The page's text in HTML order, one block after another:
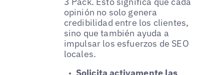
opinión no solo genera
credibilidad entre los clientes,
sino que también ayuda a
impulsar los esfuerzos de SEO
locales.
Solicita activamente las